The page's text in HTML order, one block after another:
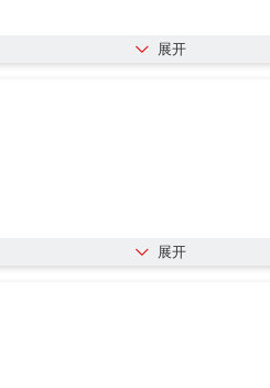
展开
展开